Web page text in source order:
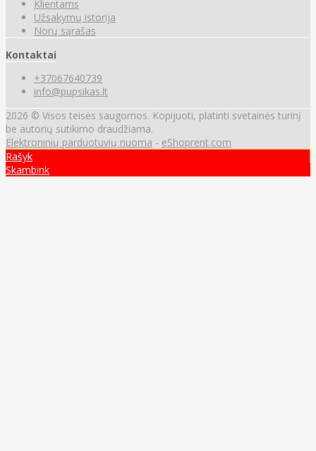
Klientams
Užsakymų istorija
Norų sąrašas
Kontaktai
+37067640739
info@pupsikas.lt
2026 © Visos teisės saugomos. Kopijuoti, platinti svetainės turinį
be autorių sutikimo draudžiama.
Elektroninių parduotuvių nuoma - eShoprent.com
Rašyk
Skambink